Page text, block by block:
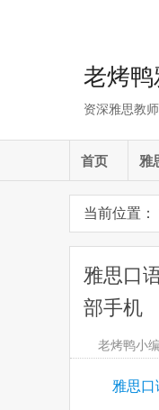
老烤
资深雅思教
首页 雅
当前位置：
雅思口
部手机
老烤鸭小
雅思口